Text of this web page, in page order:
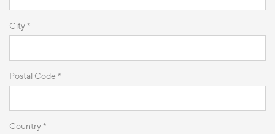
City *
Postal Code *
Country *